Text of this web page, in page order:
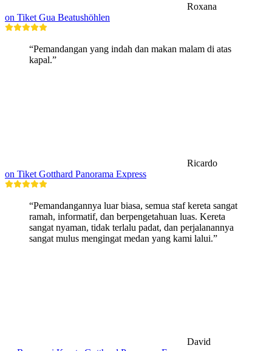
Roxana
on Tiket Gua Beatushöhlen
“Pemandangan yang indah dan makan malam di atas
kapal.”
Ricardo
on Tiket Gotthard Panorama Express
“Pemandangannya luar biasa, semua staf kereta sangat
ramah, informatif, dan berpengetahuan luas. Kereta
sangat nyaman, tidak terlalu padat, dan perjalanannya
sangat mulus mengingat medan yang kami lalui.”
David